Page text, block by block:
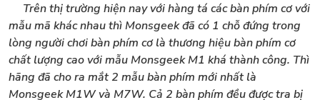
Trên thị trường hiện nay với hàng tá các bàn phím cơ với
mẫu mã khác nhau thì Monsgeek đã có 1 chỗ đứng trong
lòng người chơi bàn phím cơ là thương hiệu bàn phím cơ
chất lượng cao với mẫu Monsgeek M1 khá thành công. Thì
hãng đã cho ra mắt 2 mẫu bàn phím mới nhất là
Monsgeek M1W và M7W. Cả 2 bàn phím đều được tra bị